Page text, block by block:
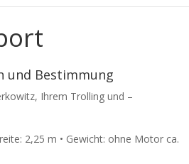
und Bestimmung
Ihrem Trolling und –
2,25 m • Gewicht: ohne Motor ca.